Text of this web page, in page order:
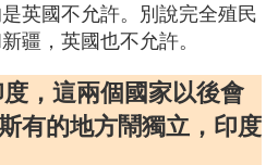
英國不允許。別說完全殖民
疆，英國也不允許。
度，這兩個國家以後會
有的地方鬧獨立，印度